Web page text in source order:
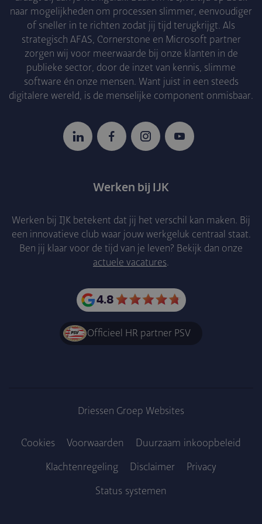
naar mogelijkheden om processen slimmer, eenvoudiger
of sneller in te richten zodat jij tijd terugkrijgt. Als
strategisch AFAS, Cornerstone en Microsoft partner
zorgen wij voor meerwaarde bij onze klanten in de
publieke sector, door de inzet van kennis, slimme
software én onze mensen. Want juist in een steeds
digitalere wereld, is de menselijke component onmisbaar.
Werken bij IJK
Werken bij IJK betekent dat jij het verschil kan maken. Bij
een innovatieve club waar jouw werkgeluk centraal staat.
Ben jij klaar voor de tijd van je leven? Bekijk dan onze
actuele vacatures.
4.8
Officieel HR partner PSV
Driessen Groep Websites
Cookies Voorwaarden
Duurzaam inkoopbe­leid
Klachtenregeling
Disclaimer
Privacy
Status systemen